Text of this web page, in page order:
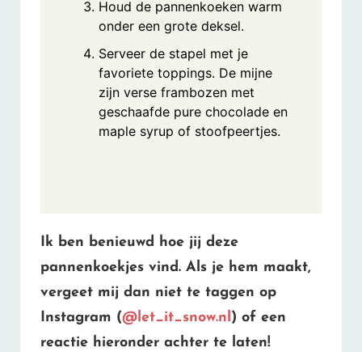
Houd de pannenkoeken warm
onder een grote deksel.
Serveer de stapel met je
favoriete toppings. De mijne
zijn verse frambozen met
geschaafde pure chocolade en
maple syrup of stoofpeertjes.
Ik ben benieuwd hoe jij deze
pannenkoekjes vind. Als je hem maakt,
vergeet mij dan niet te taggen op
Instagram (@let_it_snow.nl) of een
reactie hieronder achter te laten!